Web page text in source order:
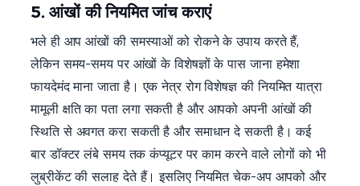
5. आंखों की नियमित जांच कराएं
भले ही आप आंखों की समस्याओं को रोकने के उपाय करते हैं,
लेकिन समय-समय पर आंखों के विशेषज्ञों के पास जाना हमेशा
फायदेमंद माना जाता है। एक नेत्र रोग विशेषज्ञ की नियमित यात्रा
मामूली क्षति का पता लगा सकती है और आपको अपनी आंखों की
स्थिति से अवगत करा सकती है और समाधान दे सकती है। कई
बार डॉक्टर लंबे समय तक कंप्यूटर पर काम करने वाले लोगों को भी
लुब्रीकेंट की सलाह देते हैं। इसलिए नियमित चेक-अप आपको और